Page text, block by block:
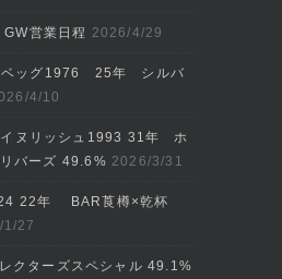
営業日程 2026/4/29
ッグ1976 25年 シルバ
4/10
ヌリッシュ1993 31年 ホ
バーズ 49.6% 2026/3/31
22年 BAR莨樽×乾杯
1/27
クターズスペシャル 49.1%